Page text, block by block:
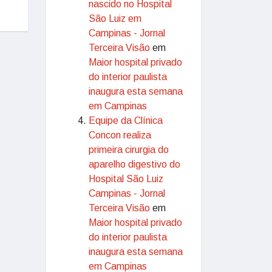
nascido no Hospital
São Luiz em
Campinas - Jornal
Terceira Visão em
Maior hospital privado
do interior paulista
inaugura esta semana
em Campinas
Equipe da Clínica
Concon realiza
primeira cirurgia do
aparelho digestivo do
Hospital São Luiz
Campinas - Jornal
Terceira Visão em
Maior hospital privado
do interior paulista
inaugura esta semana
em Campinas